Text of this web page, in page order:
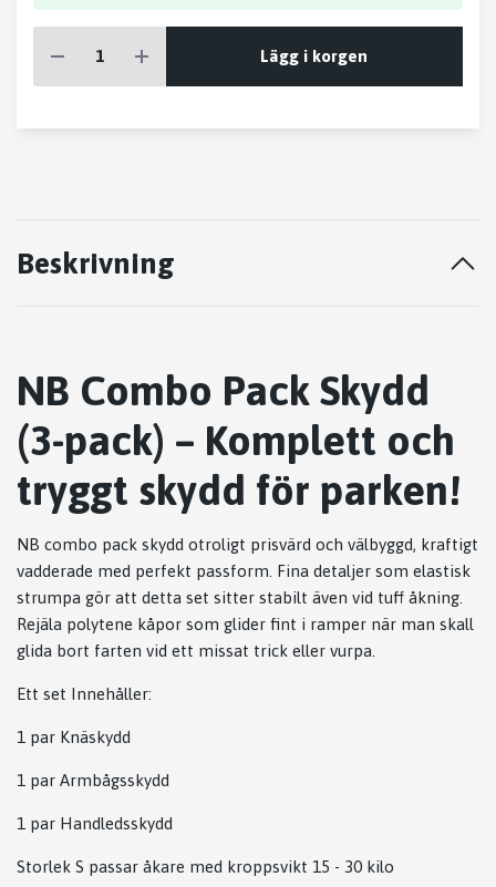
Lägg i korgen
Beskrivning
NB Combo Pack Skydd
(3-pack) – Komplett och
tryggt skydd för parken!
NB combo pack skydd otroligt prisvärd och välbyggd, kraftigt
vadderade med perfekt passform. Fina detaljer som elastisk
strumpa gör att detta set sitter stabilt även vid tuff åkning.
Rejäla polytene kåpor som glider fint i ramper när man skall
glida bort farten vid ett missat trick eller vurpa.
Ett set Innehåller:
1 par Knäskydd
1 par Armbågsskydd
1 par Handledsskydd
Storlek S passar åkare med kroppsvikt 15 - 30 kilo